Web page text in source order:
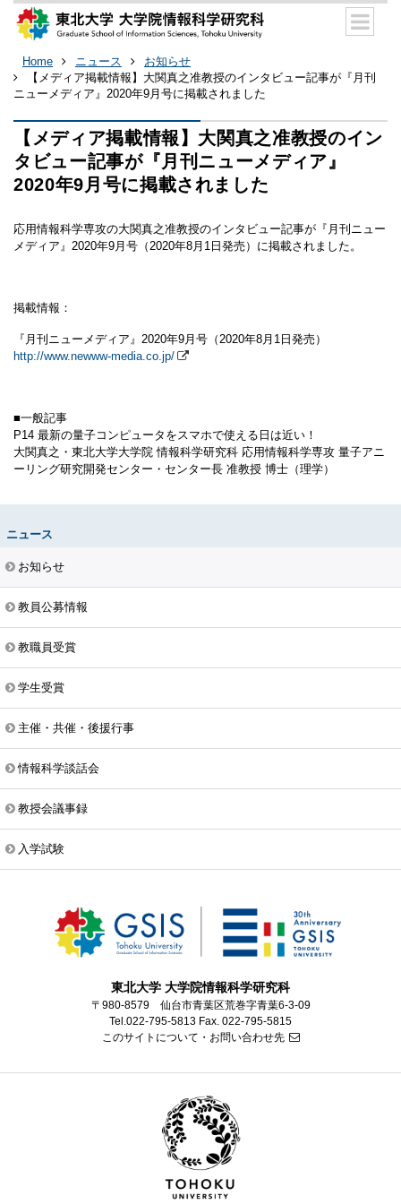
Home ニュース
お知らせ
【メディア掲載情報】大関真之准教授のインタビュー記事が『月刊
ニューメディア』2020年9月号に掲載されました
【メディア掲載情報】大関真之准教授のイン
タビュー記事が『月刊ニューメディア』
2020年9月号に掲載されました
応用情報科学専攻の大関真之准教授のインタビュー記事が『月刊ニュー
メディア』2020年9月号（2020年8月1日発売）に掲載されました。
掲載情報：
『月刊ニューメディア』2020年9月号（2020年8月1日発売）
http://www.newww-media.co.jp/
■一般記事
P14 最新の量子コンピュータをスマホで使える日は近い！
大関真之・東北大学大学院 情報科学研究科 応用情報科学専攻 量子アニ
ーリング研究開発センター・センター長 准教授 博士（理学）
ニュース
お知らせ
教員公募情報
教職員受賞
学生受賞
主催・共催・後援行事
情報科学談話会
教授会議事録
入学試験
東北大学 大学院情報科学研究科
〒980-8579 仙台市青葉区荒巻字青葉6-3-09
Tel.022-795-5813 Fax. 022-795-5815
このサイトについて・お問い合わせ先